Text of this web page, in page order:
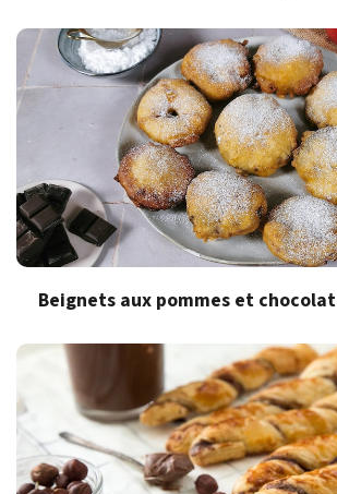
Beignets aux pommes et chocolat